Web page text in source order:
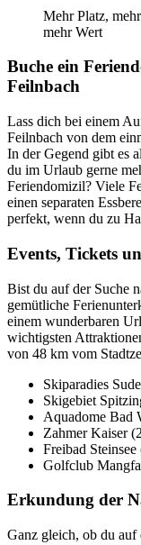
Mehr Platz,
mehr Wert
Buche ein
Feilnbach
Lass dich bei einem
Feilnbach von dem
In der Gegend gibt es
du im Urlaub gerne
Feriendomizil? Viele
einen separaten
perfekt, wenn du zu
Events, Tickets
Bist du auf der Suche
gemütliche
einem wunderbaren
wichtigsten
von 48 km vom
Skiparadies
Skigebiet
Aquadome Bad
Zahmer Kaiser
Freibad
Golfclub
Erkundung der
Ganz gleich, ob du auf